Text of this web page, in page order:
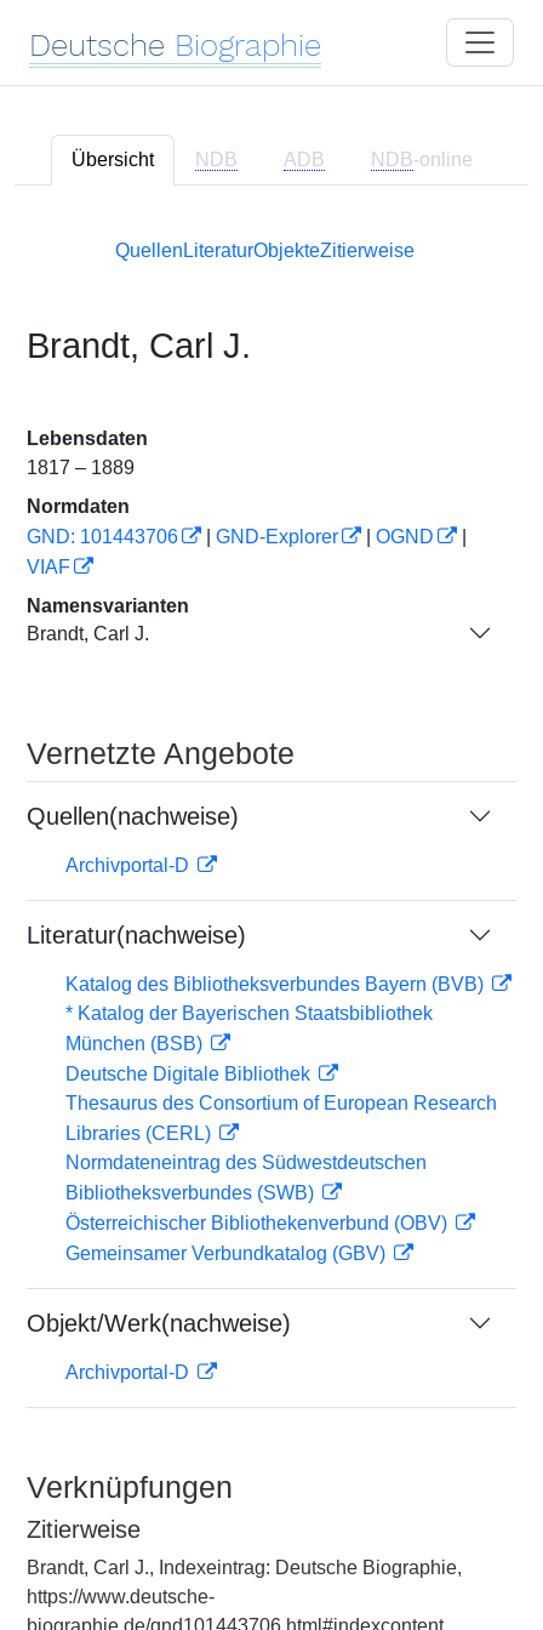
Deutsche Biographie
Übersicht NDB ADB NDB-online
Quellen LiteraturObjekteZitierweise
Brandt, Carl J.
Lebensdaten
1817 – 1889
Normdaten
GND: 101443706
GND-Explorer OGND
VIAF
Namensvarianten
Brandt, Carl J.
Vernetzte Angebote
Quellen(nachweise)
Archivportal-D
Literatur(nachweise)
Katalog des Bibliotheksverbundes Bayern (BVB)
* Katalog der Bayerischen Staatsbibliothek
München (BSB)
Deutsche Digitale Bibliothek
Thesaurus des Consortium of European Research
Libraries (CERL)
Normdateneintrag des Südwestdeutschen
Bibliotheksverbundes (SWB)
Österreichischer Bibliothekenverbund (OBV)
Gemeinsamer Verbundkatalog (GBV)
Objekt/Werk(nachweise)
Archivportal-D
Verknüpfungen
Zitierweise
Brandt, Carl J., Indexeintrag: Deutsche Biographie,
https://www.deutsche-
biographie.de/gnd101443706.html#indexcontent